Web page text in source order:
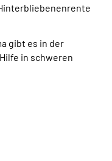
gibt es in der
in schweren